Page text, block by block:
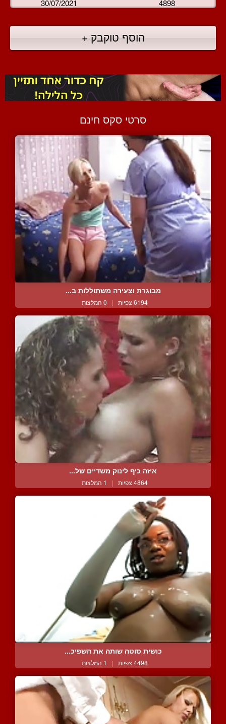
30/07/2021 4898
הוסף טוקבק +
סרטי סקס חינם
מבוגרת וצעירה משתוללות ב...
6194 צפיות | 0 המלצות
איזה כיף לינוק משדיים של...
4864 צפיות | 1 המלצות
כושית סוטה שותה את השפיכ...
4498 צפיות | 1 המלצות